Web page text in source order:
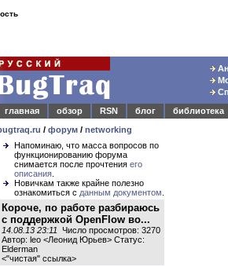
главная
обзор RSN блог
библиотека
/ форум / networking
Напоминаю, что масса вопросов по
функционированию форума
снимается после прочтения его
описания
Новичкам также крайне полезно
ознакомиться с данным документом
Короче, по работе разбираюсь
с поддержкой OpenFlow во...
14.08.13 23:11 Число просмотров: 3270
Автор: leo <Леонид Юрьев> Статус:
Elderman
<"чистая" ссылка>